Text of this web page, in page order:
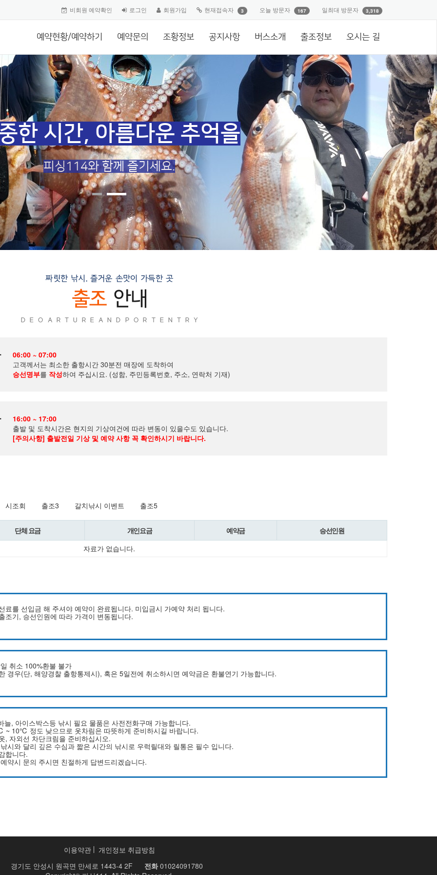
비회원 예약확인 로그인 회원가입 현재접속자 3 오늘 방문자 167 일최대 방문자 3,318
예약현황/예약하기 예약문의 조황정보 공지사항 버스소개 출조정보 오시는 길
한 시간, 아름다운 추억을
피싱114와 함께 즐기세요.
06:00 ~ 07:00
고객께서는 최소한 출항시간 30분전 매장에 도착하여
승선명부를 작성하여 주십시요. (성함, 주민등록번호, 주소, 연락처 기재)
16:00 ~ 17:00
출발 및 도착시간은 현지의 기상여건에 따라 변동이 있을수도 있습니다.
[주의사항] 출발전일 기상 및 예약 사항 꼭 확인하시기 바랍니다.
시조회 출조3 갈치낚시 이벤트 출조5
단체 요금 개인요금 예약금
승선인원
자료가 없습니다.
료를 선입금 해 주셔야 예약이 완료됩니다. 미입금시 가예약 처리 됩니다.
조기, 승선인원에 따라 가격이 변동됩니다.
취소 100%환불 불가
경우(단, 해양경찰 출항통제시), 혹은 5일전에 취소하시면 예약금은 환불연기 가능합니다.
늘, 아이스박스등 낚시 필요 물품은 사전전화구매 가능합니다.
~ 10℃ 정도 낮으므로 옷차림은 따뜻하게 준비하시길 바랍니다.
, 자외선 차단크림을 준비하십시오.
시와 달리 깊은 수심과 짧은 시간의 낚시로 우럭릴대와 릴통은 필수 입니다.
합니다.
약시 문의 주시면 친절하게 답변드리겠습니다.
이용약관
개인정보 취급방침
경기도 안성시 원곡면 만세로 1443-4 2F
전화01024091780